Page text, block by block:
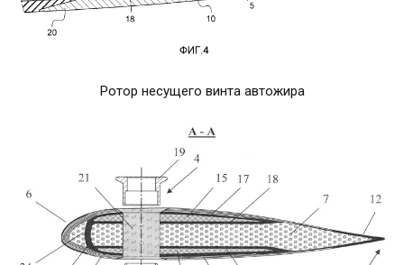
Ротор несущего винта автожира